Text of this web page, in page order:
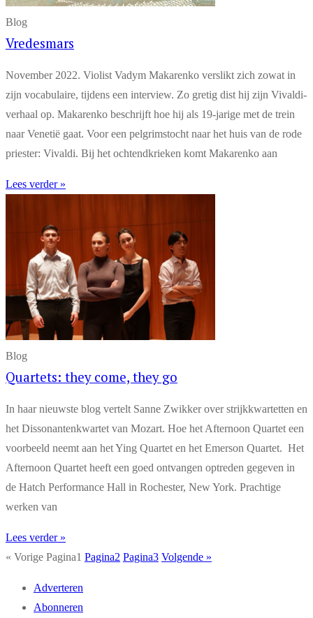
Blog
Vredesmars
November 2022. Violist Vadym Makarenko verslikt zich zowat in
zijn vocabulaire, tijdens een interview. Zo gretig dist hij zijn Vivaldi-
verhaal op. Makarenko beschrijft hoe hij als 19-jarige met de trein
naar Venetië gaat. Voor een pelgrimstocht naar het huis van de rode
priester: Vivaldi. Bij het ochtendkrieken komt Makarenko aan
Lees verder »
Blog
Quartets: they come, they go
In haar nieuwste blog vertelt Sanne Zwikker over strijkkwartetten en
het Dissonantenkwartet van Mozart. Hoe het Afternoon Quartet een
voorbeeld neemt aan het Ying Quartet en het Emerson Quartet. Het
Afternoon Quartet heeft een goed ontvangen optreden gegeven in
de Hatch Performance Hall in Rochester, New York. Prachtige
werken van
Lees verder »
« Vorige Pagina1 Pagina2 Pagina3 Volgende »
Adverteren
Abonneren